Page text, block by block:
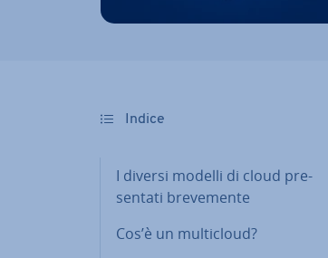
Indice
I diversi modelli di cloud pre­
sen­ta­ti bre­ve­men­te
Cos’è un mul­ti­cloud?